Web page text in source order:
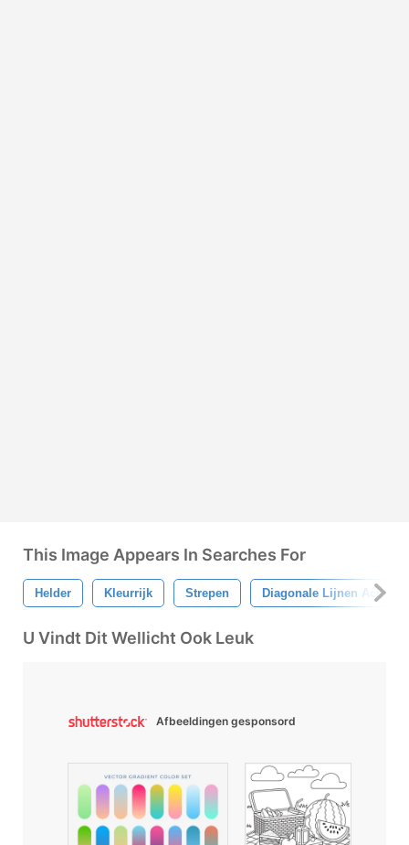
This Image Appears In Searches For
Helder Kleurrijk Strepen Diagonale Lijnen
U Vindt Dit Wellicht Ook Leuk
Afbeeldingen gesponsord